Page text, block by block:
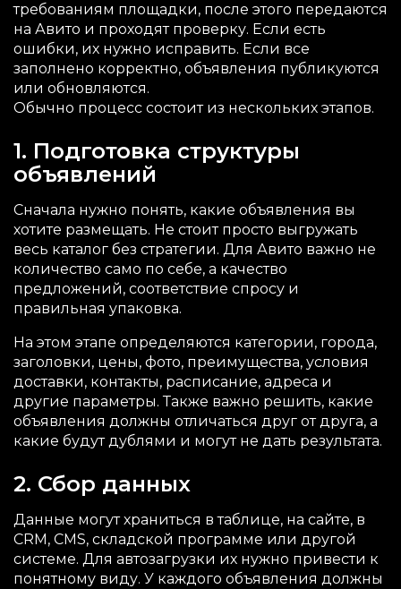
требованиям площадки, после этого передаются
на Авито и проходят проверку. Если есть
ошибки, их нужно исправить. Если все
заполнено корректно, объявления публикуются
или обновляются.
Обычно процесс состоит из нескольких этапов.
1. Подготовка структуры
объявлений
Сначала нужно понять, какие объявления вы
хотите размещать. Не стоит просто выгружать
весь каталог без стратегии. Для Авито важно не
количество само по себе, а качество
предложений, соответствие спросу и
правильная упаковка.
На этом этапе определяются категории, города,
заголовки, цены, фото, преимущества, условия
доставки, контакты, расписание, адреса и
другие параметры. Также важно решить, какие
объявления должны отличаться друг от друга, а
какие будут дублями и могут не дать результата.
2. Сбор данных
Данные могут храниться в таблице, на сайте, в
CRM, CMS, складской программе или другой
системе. Для автозагрузки их нужно привести к
понятному виду. У каждого объявления должны